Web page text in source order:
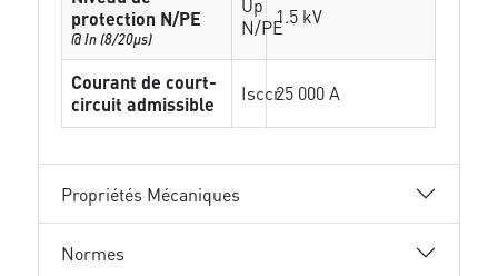
protection N/PE
@ In (8/20µs)
Up
N/PE1.5 kV
Courant de court-
circuit admissible
Isccr25 000 A
Propriétés Mécaniques
Normes